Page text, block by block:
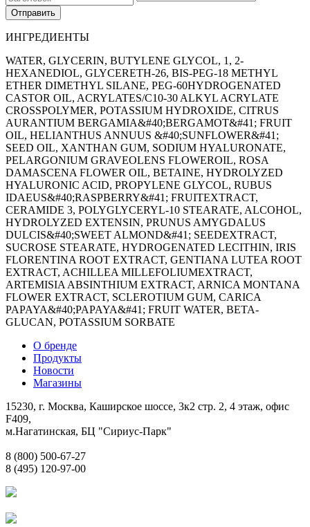
ИНГРЕДИЕНТЫ
WATER, GLYCERIN, BUTYLENE GLYCOL, 1, 2-
HEXANEDIOL, GLYCERETH-26, BIS-PEG-18 METHYL
ETHER DIMETHYL SILANE, PEG-60HYDROGENATED
CASTOR OIL, ACRYLATES/C10-30 ALKYL ACRYLATE
CROSSPOLYMER, POTASSIUM HYDROXIDE, CITRUS
AURANTIUM BERGAMIA&#40;BERGAMOT&#41; FRUIT
OIL, HELIANTHUS ANNUUS &#40;SUNFLOWER&#41;
SEED OIL, XANTHAN GUM, SODIUM HYALURONATE,
PELARGONIUM GRAVEOLENS FLOWEROIL, ROSA
DAMASCENA FLOWER OIL, BETAINE, HYDROLYZED
HYALURONIC ACID, PROPYLENE GLYCOL, RUBUS
IDAEUS&#40;RASPBERRY&#41; FRUITEXTRACT,
CERAMIDE 3, POLYGLYCERYL-10 STEARATE, ALCOHOL,
HYDROLYZED EXTENSIN, PRUNUS AMYGDALUS
DULCIS&#40;SWEET ALMOND&#41; SEEDEXTRACT,
SUCROSE STEARATE, HYDROGENATED LECITHIN, IRIS
FLORENTINA ROOT EXTRACT, GENTIANA LUTEA ROOT
EXTRACT, ACHILLEA MILLEFOLIUMEXTRACT,
ARTEMISIA ABSINTHIUM EXTRACT, ARNICA MONTANA
FLOWER EXTRACT, SCLEROTIUM GUM, CARICA
PAPAYA&#40;PAPAYA&#41; FRUIT WATER, BETA-
GLUCAN, POTASSIUM SORBATE
О бренде
Продукты
Новости
Магазины
15230, г. Москва, Каширское шоссе, 3к2 стр. 2, 4 этаж, офис
F409,
м.Нагатинская, БЦ "Сириус-Парк"
8 (800) 500-67-27
8 (495) 120-97-00